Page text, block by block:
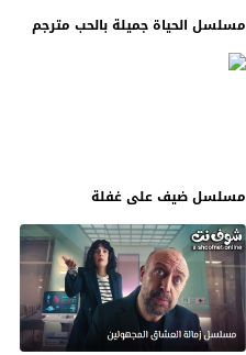
مسلسل الحياة جميلة بالحب مترجم
مسلسل ضيف على غفلة